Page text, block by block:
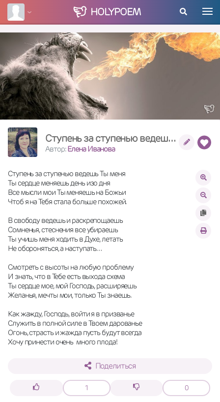
HOLYPOEM
Ступень за ступенью ведешь Ты меня
Автор:Елена Иванова
Ступень за ступенью ведешь Ты меня
Ты сердце меняешь день изо дня
Все мысли мои Ты меняешь на Божьи
Чтоб я на Тебя стала больше похожей.
В свободу ведешь и раскрепощаешь
Сомненья, стеснения все убираешь
Ты учишь меня ходить в Духе, летать
Не обороняться, а наступать…
Смотреть с высоты на любую проблему
И знать, что в Тебе есть выхода схема
Ты сердце мое, мой Господь, расширяешь
Желанья, мечты мои, только Ты знаешь.
Как жажду, Господь, войти я в призванье
Служить в полной силе в Твоем дарованье
Огонь, страсть и жажда пусть будут всегда
Хочу принести очень  много плода!
Поделиться
1 0